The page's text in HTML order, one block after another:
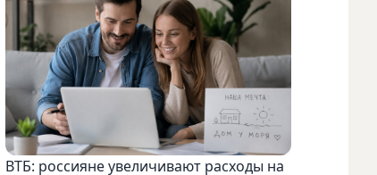
ВТБ: россияне увеличивают расходы на